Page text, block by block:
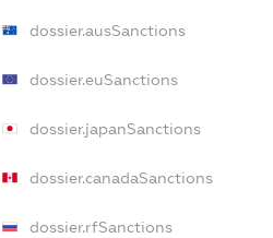
dossier.ausSanctions
dossier.euSanctions
dossier.japanSanctions
dossier.canadaSanctions
dossier.rfSanctions